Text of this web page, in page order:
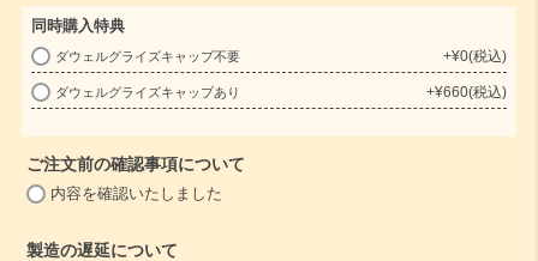
同時購入特典
必
)
ダウェルグライズキャップ不要 +¥0 税込
ダウェルグライズキャップあり +¥660 税込
ご注文前の確認事項について
内容を確認いたしました
製造の遅延について